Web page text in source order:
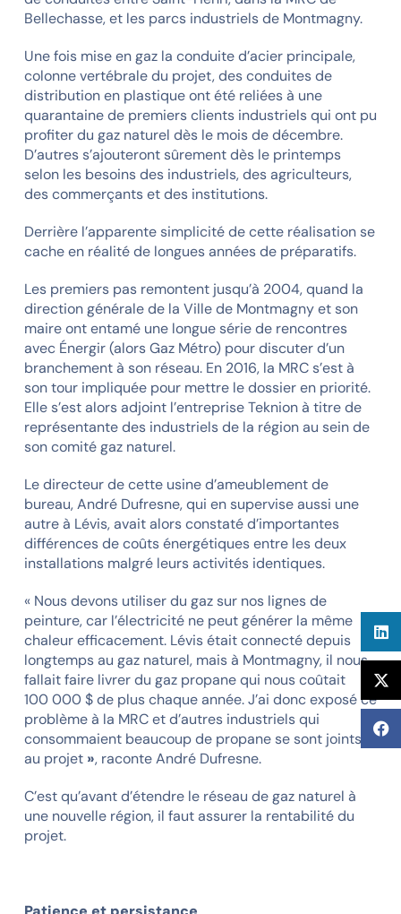
Bellechasse, et les parcs industriels de Montmagny.
Une fois mise en gaz la conduite d’acier principale,
colonne vertébrale du projet, des conduites de
distribution en plastique ont été reliées à une
quarantaine de premiers clients industriels qui ont pu
profiter du gaz naturel dès le mois de décembre.
D’autres s’ajouteront sûrement dès le printemps
selon les besoins des industriels, des agriculteurs,
des commerçants et des institutions.
Derrière l’apparente simplicité de cette réalisation se
cache en réalité de longues années de préparatifs.
Les premiers pas remontent jusqu’à 2004, quand la
direction générale de la Ville de Montmagny et son
maire ont entamé une longue série de rencontres
avec Énergir (alors Gaz Métro) pour discuter d’un
branchement à son réseau. En 2016, la MRC s’est à
son tour impliquée pour mettre le dossier en priorité.
Elle s’est alors adjoint l’entreprise Teknion à titre de
représentante des industriels de la région au sein de
son comité gaz naturel.
Le directeur de cette usine d’ameublement de
bureau, André Dufresne, qui en supervise aussi une
autre à Lévis, avait alors constaté d’importantes
différences de coûts énergétiques entre les deux
installations malgré leurs activités identiques.
« Nous devons utiliser du gaz sur nos lignes de
peinture, car l’électricité ne peut générer la même
chaleur efficacement. Lévis était connecté depuis
longtemps au gaz naturel, mais à Montmagny, il nous
fallait faire livrer du gaz propane qui nous coûtait
100 000 $ de plus chaque année. J’ai donc exposé ce
problème à la MRC et d’autres industriels qui
consommaient beaucoup de propane se sont joints
au projet», raconte André Dufresne.
C’est qu’avant d’étendre le réseau de gaz naturel à
une nouvelle région, il faut assurer la rentabilité du
projet.